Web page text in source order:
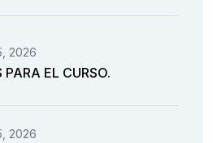
2026
PARA EL CURSO.
2026